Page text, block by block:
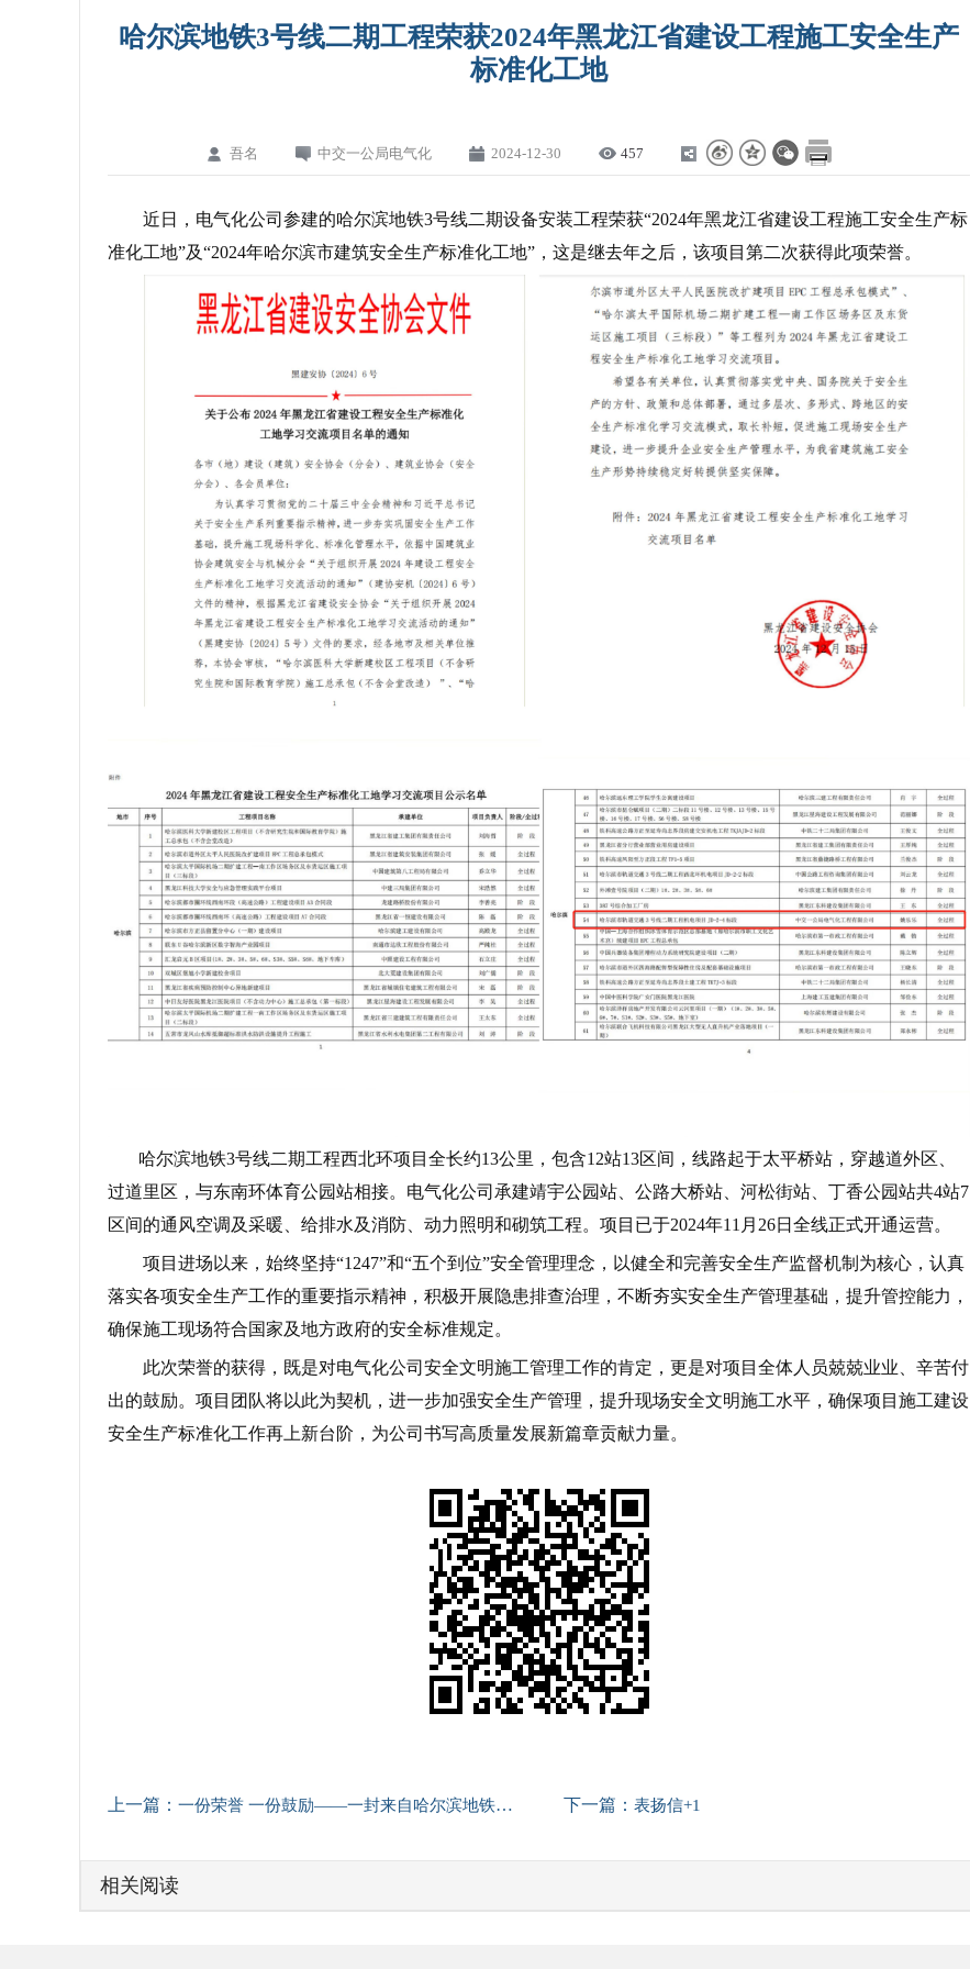
哈尔滨地铁3号线二期工程荣获2024年黑龙江省建设工程施工安全生产
标准化工地
吾名 中交一公局电气化 2024-12-30 457
近日，电气化公司参建的哈尔滨地铁3号线二期设备安装工程荣获“2024年黑龙江省建设工程施工安全生产标
准化工地”及“2024年哈尔滨市建筑安全生产标准化工地”，这是继去年之后，该项目第二次获得此项荣誉。
哈尔滨地铁3号线二期工程西北环项目全长约13公里，包含12站13区间，线路起于太平桥站，穿越道外区、
过道里区，与东南环体育公园站相接。电气化公司承建靖宇公园站、公路大桥站、河松街站、丁香公园站共4站7
区间的通风空调及采暖、给排水及消防、动力照明和砌筑工程。项目已于2024年11月26日全线正式开通运营。
项目进场以来，始终坚持“1247”和“五个到位”安全管理理念，以健全和完善安全生产监督机制为核心，认真
落实各项安全生产工作的重要指示精神，积极开展隐患排查治理，不断夯实安全生产管理基础，提升管控能力，
确保施工现场符合国家及地方政府的安全标准规定。
此次荣誉的获得，既是对电气化公司安全文明施工管理工作的肯定，更是对项目全体人员兢兢业业、辛苦付
出的鼓励。项目团队将以此为契机，进一步加强安全生产管理，提升现场安全文明施工水平，确保项目施工建设
安全生产标准化工作再上新台阶，为公司书写高质量发展新篇章贡献力量。
上一篇： 一份荣誉 一份鼓励——一封来自哈尔滨地铁集团的感谢信 下一篇： 表扬信+1
相关阅读